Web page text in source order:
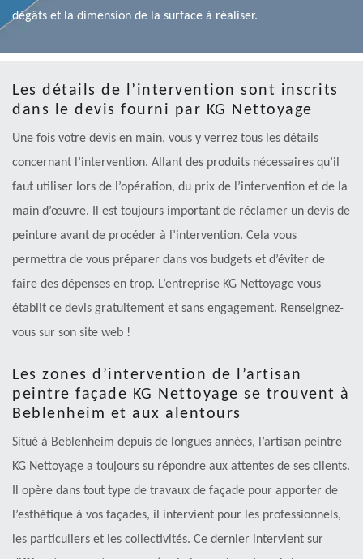
dégâts et la dimension de la surface à réaliser.
Les détails de l’intervention sont inscrits
dans le devis fourni par KG Nettoyage
Une fois votre devis en main, vous y verrez tous les détails
concernant l’intervention. Allant des produits nécessaires qu’il
faut utiliser lors de l’opération, du prix de l’intervention et de la
main d’œuvre. Il est toujours important de réclamer un devis de
peinture avant de procéder à l’intervention. Cela vous
permettra de vous préparer dans vos budgets et d’éviter de
faire des dépenses en trop. L’entreprise KG Nettoyage vous
établit ce devis gratuitement et sans engagement. Renseignez-
vous sur son site web !
Les zones d’intervention de l’artisan
peintre façade KG Nettoyage se trouvent à
Beblenheim et aux alentours
Situé à Beblenheim depuis de longues années, l’artisan peintre
KG Nettoyage a toujours su répondre aux attentes de ses clients.
Il opère dans tout type de travaux de façade pour apporter de
l’esthétique à vos façades, il intervient pour les professionnels,
les particuliers et les collectivités. Ce dernier intervient sur